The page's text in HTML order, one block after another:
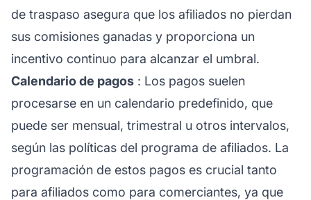
de traspaso asegura que los afiliados no pierdan
sus comisiones ganadas y proporciona un
incentivo continuo para alcanzar el umbral.
Calendario de pagos : Los pagos suelen
procesarse en un calendario predefinido, que
puede ser mensual, trimestral u otros intervalos,
según las políticas del programa de afiliados. La
programación de estos pagos es crucial tanto
para afiliados como para comerciantes, ya que